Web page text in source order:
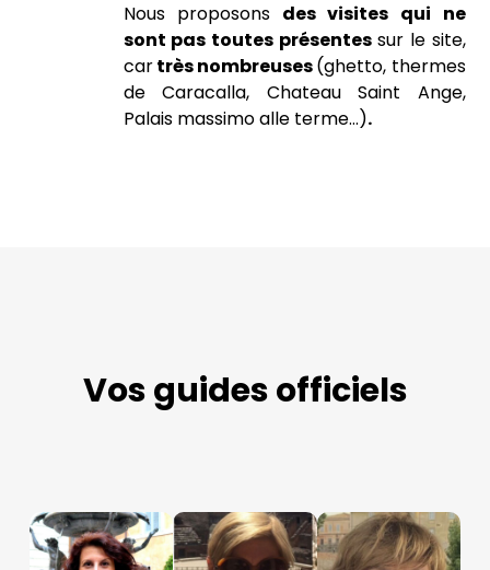
Nous proposons des visites qui ne
sont pas toutes présentes sur le site,
cartrès nombreuses(ghetto, thermes
de Caracalla, Chateau Saint Ange,
Palais massimo alle terme…).
Vos guides officiels